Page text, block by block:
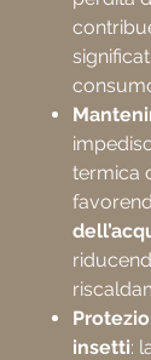
termica
insetti: